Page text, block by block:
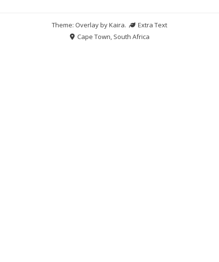
Theme: Overlay byKaira.
Extra Text
Cape Town, South Africa